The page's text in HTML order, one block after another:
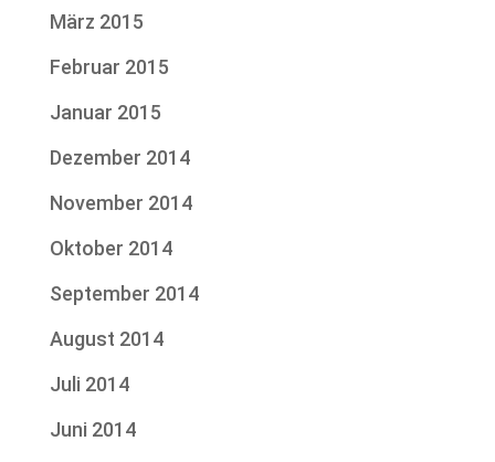
März 2015
Februar 2015
Januar 2015
Dezember 2014
November 2014
Oktober 2014
September 2014
August 2014
Juli 2014
Juni 2014